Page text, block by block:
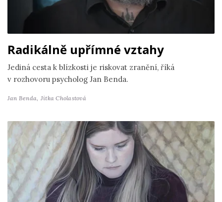
Radikálně upřímné vztahy
Jediná cesta k blízkosti je riskovat zranění, říká
v rozhovoru psycholog Jan Benda.
Jan Benda, Jitka Cholastová